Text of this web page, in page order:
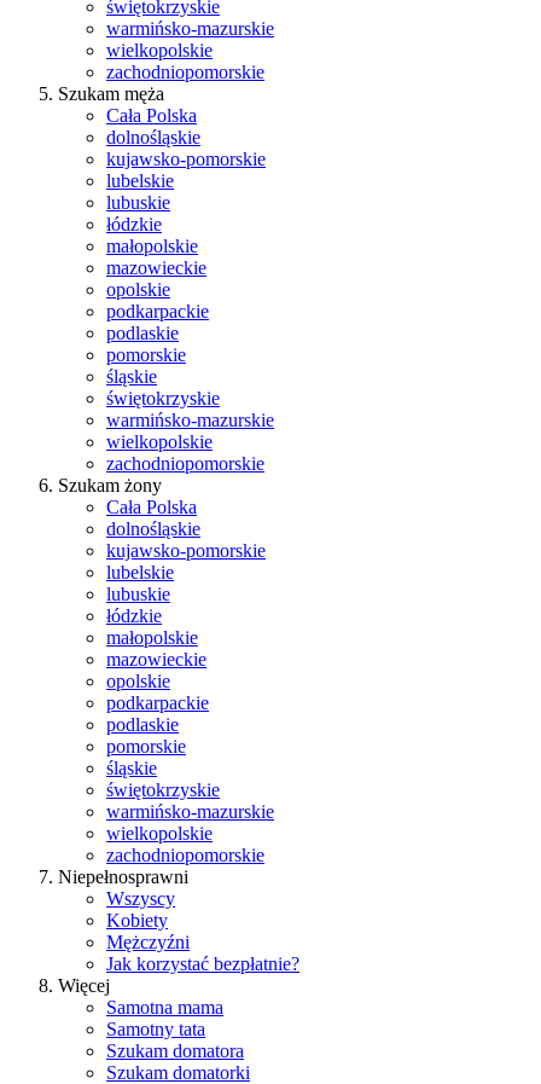
świętokrzyskie
warmińsko-mazurskie
wielkopolskie
zachodniopomorskie
Szukam męża
Cała Polska
dolnośląskie
kujawsko-pomorskie
lubelskie
lubuskie
łódzkie
małopolskie
mazowieckie
opolskie
podkarpackie
podlaskie
pomorskie
śląskie
świętokrzyskie
warmińsko-mazurskie
wielkopolskie
zachodniopomorskie
Szukam żony
Cała Polska
dolnośląskie
kujawsko-pomorskie
lubelskie
lubuskie
łódzkie
małopolskie
mazowieckie
opolskie
podkarpackie
podlaskie
pomorskie
śląskie
świętokrzyskie
warmińsko-mazurskie
wielkopolskie
zachodniopomorskie
Niepełnosprawni
Wszyscy
Kobiety
Mężczyźni
Jak korzystać bezpłatnie?
Więcej
Samotna mama
Samotny tata
Szukam domatora
Szukam domatorki